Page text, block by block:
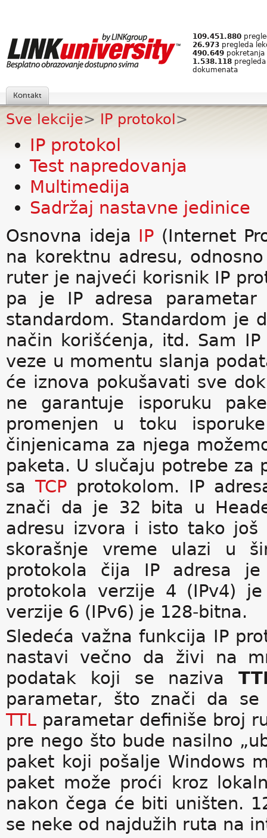
109.451.880
26.973 pregleda
490.649 pokretanja
1.538.118
dokumenata
Kontakt
Sve lekcije> IP protokol>
IP protokol
Test napredovanja
Multimedija
Sadržaj nastavne jedinice
Osnovna ideja IP (Internet
na korektnu adresu,
ruter je najveći korisnik IP
pa je IP adresa parametar
standardom. Standardom je
način korišćenja, itd. Sam
veze u momentu slanja
će iznova pokušavati sve
ne garantuje isporuku
promenjen u toku
činjenicama za njega
paketa. U slučaju potrebe za
saTCP protokolom. IP
znači da je 32 bita u
adresu izvora i isto tako još
skorašnje vreme ulazi u
protokola čija IP adresa
protokola verzije 4 (IPv4)
verzije 6 (IPv6) je 128-bitna.
Sledeća važna funkcija IP
nastavi večno da živi na
podatak koji se naziva
parametar, što znači da
TTL parametar definiše broj
pre nego što bude nasilno
paket koji pošalje Windows
paket može proći kroz
nakon čega će biti uništen.
se neke od najdužih ruta na